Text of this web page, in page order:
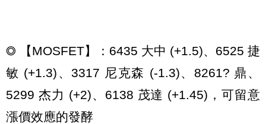
◎ 【MOSFET】：6435 大中 (+1.5)、6525 捷
敏 (+1.3)、3317 尼克森 (-1.3)、8261? 鼎、
5299 杰力 (+2)、6138 茂達 (+1.45)，可留意
漲價效應的發酵